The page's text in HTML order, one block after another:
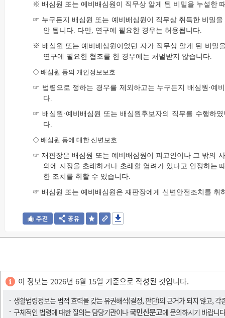
※ 배심원 또는 예비배심원이 직무상 알게 된 비밀을 누설한
☞ 누구든지 배심원 또는 예비배심원이 직무상 취득한 비밀
안 됩니다. 다만, 연구에 필요한 경우는 허용됩니다.
※ 배심원 또는 예비배심원이었던 자가 직무상 알게 된 비밀
연구에 필요한 협조를 한 경우에는 처벌받지 않습니다.
◇ 배심원 등의 개인정보보호
☞ 법령으로 정하는 경우를 제외하고는 누구든지 배심원·예
다.
☞ 배심원·예비배심원 또는 배심원후보자의 직무를 수행하
다.
◇ 배심원 등에 대한 신변보호
☞ 재판장은 배심원 또는 예비배심원이 피고인이나 그 밖의
의에 지장을 초래하거나 초래할 염려가 있다고 인정하는
한 조치를 취할 수 있습니다.
☞ 배심원 또는 예비배심원은 재판장에게 신변안전조치를 취
이 정보는 2026년 6월 15일 기준으로 작성된 것입니다.
생활법령정보는 법적 효력을 갖는 유권해석(결정, 판단)의 근거가 되지 않고,
구체적인 법령에 대한 질의는 담당기관이나국민신문고에 문의하시기 바랍니